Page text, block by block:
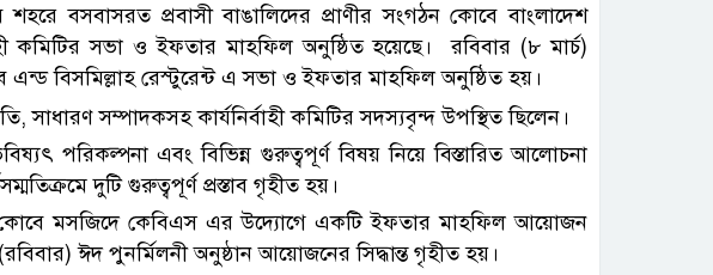
বসবাসরত প্রবাসী বাঙালিদের প্রাণীর সংগঠন কোবে বাংলাদেশ
কমিটির সভা ও ইফতার মাহফিল অনুষ্ঠিত হয়েছে। রবিবার (৮ মার্চ)
বিসমিল্লাহ রেস্টুরেন্ট এ সভা ও ইফতার মাহফিল অনুষ্ঠিত হয়।
সাধারণ সম্পাদকসহ কার্যনির্বাহী কমিটির সদস্যবৃন্দ উপস্থিত ছিলেন।
পরিকল্পনা এবং বিভিন্ন গুরুত্বপূর্ণ বিষয় নিয়ে বিস্তারিত আলোচনা
দুটি গুরুত্বপূর্ণ প্রস্তাব গৃহীত হয়।
কোবে মসজিদে কেবিএস এর উদ্যোগে একটি ইফতার মাহফিল আয়োজন
ঈদ পুনর্মিলনী অনুষ্ঠান আয়োজনের সিদ্ধান্ত গৃহীত হয়।